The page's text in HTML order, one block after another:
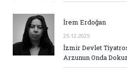
İrem Erdoğan
25.12.2025
İzmir Devlet
Arzunun Onda